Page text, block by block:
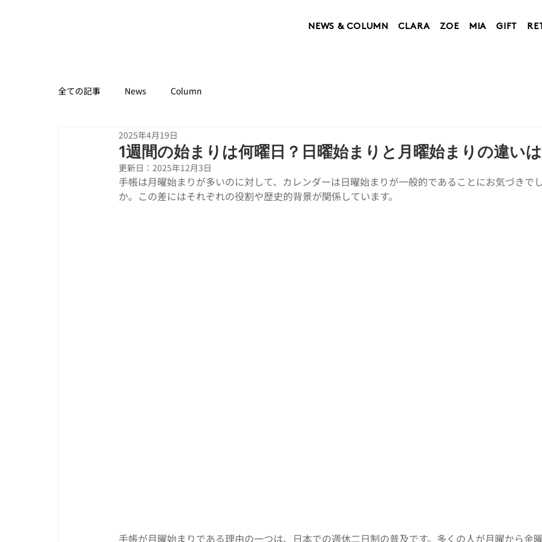
NEWS & COLUMN CLARA ZOE MIA GIFT
全ての記事 News Column
1週間の始まりは何曜日？日曜始まりと月曜始まりの違い
2025年4月19日
更新日： 2025年12月3日
手帳は月曜始まりが多いのに対して、カレンダーは日曜始まりが一般的であることにお気づきで
か。この差にはそれぞれの役割や歴史的背景が関係しています。
手帳が月曜始まりである理由の一つは、日本での週休二日制の普及です。多くの人が月曜から金